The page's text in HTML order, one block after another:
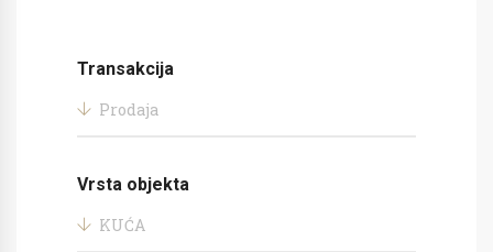
Transakcija
Prodaja
Vrsta objekta
KUĆA